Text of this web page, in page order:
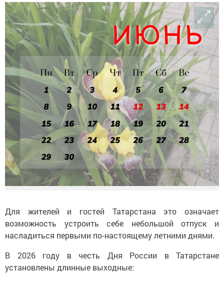
Для жителей и гостей Татарстана это означает
возможность устроить себе небольшой отпуск и
насладиться первыми по‑настоящему летними днями.
В 2026 году в честь Дня России в Татарстане
установлены длинные выходные: